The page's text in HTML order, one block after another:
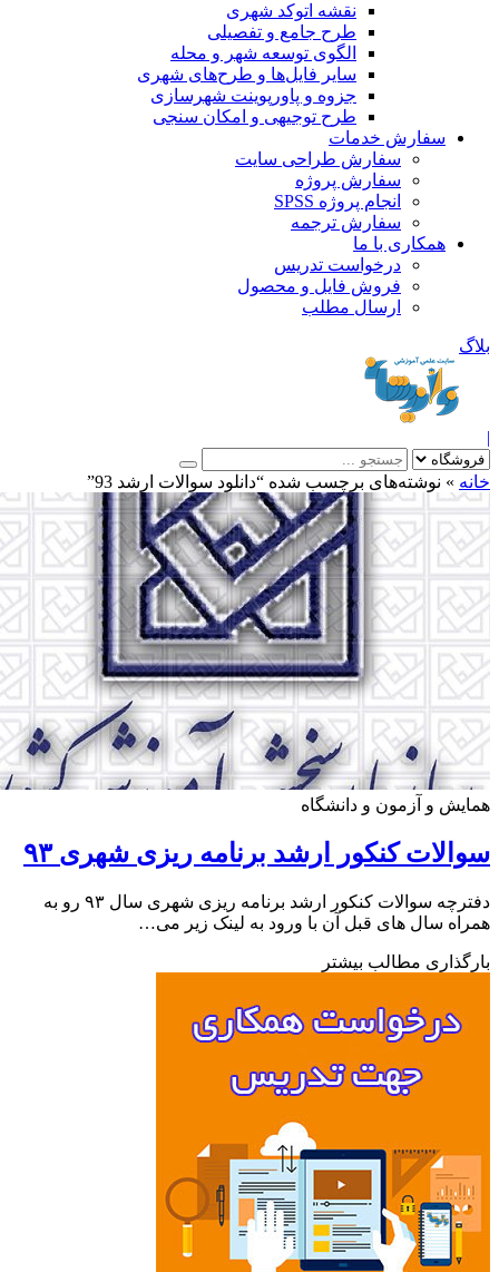
نقشه اتوکد شهری
طرح جامع و تفصیلی
الگوی توسعه شهر و محله
سایر فایل‌ها و طرح‌های شهری
جزوه و پاورپوینت شهرسازی
طرح توجیهی و امکان سنجی
سفارش خدمات
سفارش طراحی سایت
سفارش پروژه
انجام پروژه SPSS
سفارش ترجمه
همکاری با ما
درخواست تدریس
فروش فایل و محصول
ارسال مطلب
»نوشته‌های برچسب شده “دانلود سوالات ارشد 93”
و آزمون و دانشگاه
کنکور ارشد برنامه ریزی شهری ۹۳
دفترچه سوالات کنکور ارشد برنامه ریزی شهری سال ۹۳ رو به
سال های قبل آن با ورود به لینک زیر می…
مطالب بیشتر